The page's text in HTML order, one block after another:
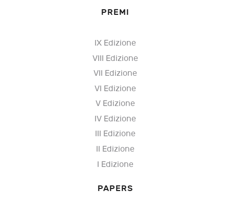
PREMI
IX Edizione
VIII Edizione
VII Edizione
VI Edizione
V Edizione
IV Edizione
III Edizione
II Edizione
I Edizione
PAPERS